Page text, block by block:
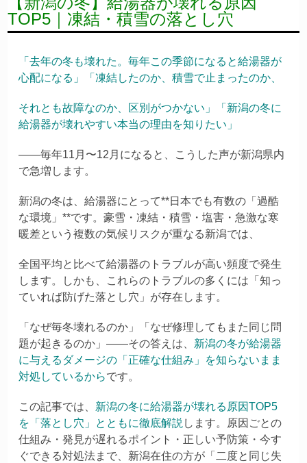
TOP5｜凍結・積雪の落とし穴
「去年の冬も壊れた。毎年この季節になると給湯器が
心配になる」「凍結したのか、積雪で止まったのか、
それとも故障なのか、区別がつかない」「新潟の冬に
給湯器が壊れやすい本当の理由を知りたい」
——毎年11月〜12月になると、こうした声が新潟県内
で急増します。
新潟の冬は、給湯器にとって**日本でも有数の「過酷
な環境」**です。豪雪・凍結・積雪・塩害・急激な寒
暖差という複数の気候リスクが重なる新潟では、
全国平均と比べて給湯器のトラブルが高い頻度で発生
します。しかも、これらのトラブルの多くには「知っ
ていれば防げた落とし穴」が存在します。
「なぜ毎冬壊れるのか」「なぜ修理してもまた同じ問
題が起きるのか」——その答えは、 新潟の冬が給湯器
に与えるダメージの「正確な仕組み」を知らないまま
対処しているからです。
この記事では、 新潟の冬に給湯器が壊れる原因TOP5
を「落とし穴」とともに徹底解説します。原因ごとの
仕組み・発見が遅れるポイント・正しい予防策・今す
ぐできる対処法まで、新潟在住の方が「二度と同じ失